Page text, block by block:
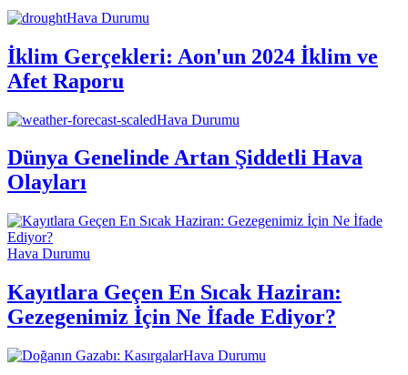
Hava Durumu
İklim Gerçekleri: Aon'un 2024 İklim ve
Afet Raporu
Hava Durumu
Dünya Genelinde Artan Şiddetli Hava
Olayları
Hava Durumu
Kayıtlara Geçen En Sıcak Haziran:
Gezegenimiz İçin Ne İfade Ediyor?
Hava Durumu